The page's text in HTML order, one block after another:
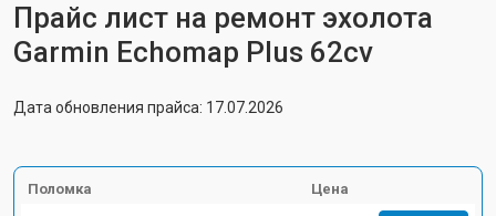
Прайс лист на ремонт эхолота
Garmin Echomap Plus 62cv
Дата обновления прайса: 17.07.2026
Поломка Цена